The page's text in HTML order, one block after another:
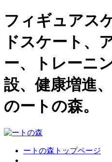
フィギュアス
ドスケート、
ー、トレーニ
設、健康増進
のートの森。
ートの森トップページ